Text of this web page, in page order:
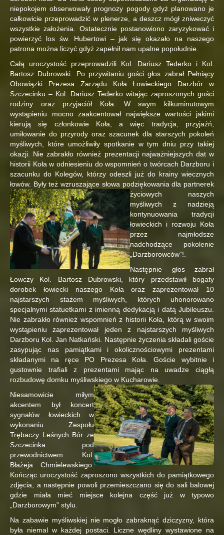
niepokojem obserwowały prognozy pogody gdyż planowano je
całkowicie przeprowadzić w plenerze, a deszcz mógł zniweczyć
wszystkie założenia. Ostatecznie postanowiono zaryzykować i
powierzyć los św. Hubertowi – jak się okazało na naszego
patrona można liczyć gdyż zapełnił nam upalne popołudnie.
Całą uroczystość przeprowadzili Kol. Dariusz Tederko i Kol.
Bartosz Dubrowski. Po przywitaniu gości głos zabrał Pełniący
Obowiązki Prezesa Zarządu Koła Łowieckiego Darzbór w
Szczecinku – Kol. Dariusz Tederko witając zaproszonych gości
rodziny oraz przyjaciół Koła. W swym kilkuminutowym
wystąpieniu mocno zaakcentował największe wartości jakimi
kierują się członkowie Koła, a więc tradycja, przyjaźń,
umiłowanie do przyrody oraz szacunek dla starszych pokoleń
myśliwych, które umożliwiły spotkanie w tym dniu przy takiej
okazji. Nie zabrakło również prezentacji najważniejszych dat w
historii Koła w odniesieniu do wspomnień o twórcach Darzboru i
szacunku do Kolegów, którzy odeszli już do krainy wiecznych
łowów. Były też wzruszające słowa podziękowaniadla partnerek
życiowych naszych
myśliwych z nadzieją
kontynuowania tradycji
łowieckich i rozwoju Koła
przez najmłodsze
nadchodzące pokolenie
„Darzborowców”!.
Następnie głos zabrał
Łowczy Kol. Bartosz Dubrowski, który przedstawił bogaty
dorobek łowiecki naszego Koła oraz zaprezentował 10
najstarszych stażem myśliwych, których uhonorowano
specjalnymi statuetkami z imienną dedykacją i datą Jubileuszu.
Nie zabrakło również wspomnień z historii Koła, którą w swoim
wystąpieniu zaprezentował jeden z najstarszych myśliwych
Darzboru Kol. Jan Natkański. Następnie życzenia składali goście
zasypując nas pamiątkami i okolicznościowymi prezentami
składanymi na ręce PO Prezesa Koła. Goście wybitnie i
gustownie trafiali z prezentami mając na uwadze ciągłą
rozbudowę domku myśliwskiego w Kucharowie.
Niesamowicie miłym
akcentem był koncert
sygnałów łowieckich w
wykonaniu Zespołu
Trębaczy Leśnych Bór ze
Szczecinka pod
przewodnictwem Kol.
Błażeja Chmielewskiego.
Kończąc uroczystość zaproszono wszystkich do pamiątkowego
zdjęcia, a następnie powoli przemieszczano się do sali balowej
gdzie miała mieć miejsce kolejna część już w typowo
„Darzborowym” stylu.
Na zabawie myśliwskiej nie mogło zabraknąć dziczyzny, która
była niemal w każdej postaci. Liczne wędliny wystawione na